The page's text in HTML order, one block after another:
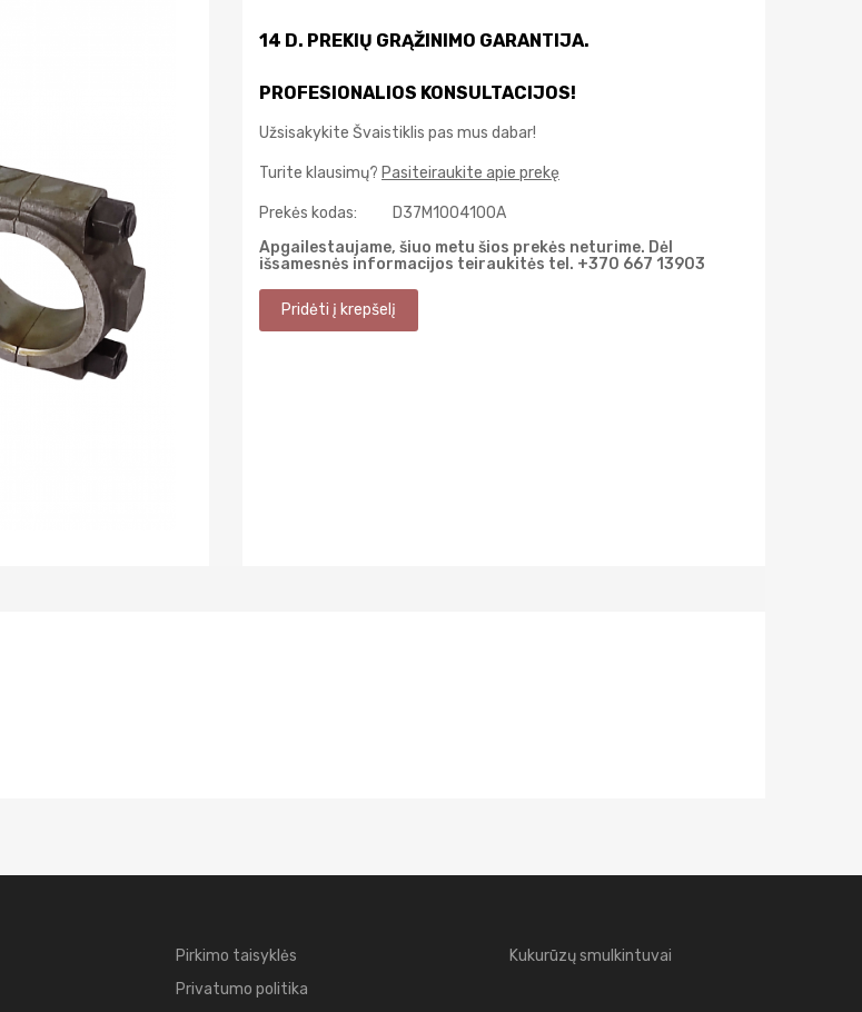
14 D. PREKIŲ GRĄŽINIMO GARANTIJA.
PROFESIONALIOS KONSULTACIJOS!
Užsisakykite Švaistiklis pas mus dabar!
Turite klausimų? Pasiteiraukite apie prekę
Prekės kodas:
D37M1004100A
Apgailestaujame, šiuo metu šios prekės neturime. Dėl
išsamesnės informacijos teiraukitės tel. +370 667 13903
Pirkimo taisyklės
Privatumo politika
Kukurūzų smulkintuvai